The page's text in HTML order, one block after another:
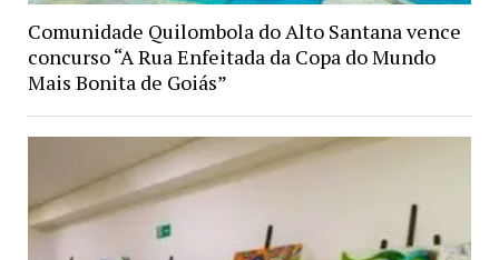
Comunidade Quilombola do Alto Santana vence
concurso “A Rua Enfeitada da Copa do Mundo
Mais Bonita de Goiás”